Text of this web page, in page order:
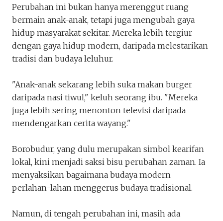
Perubahan ini bukan hanya merenggut ruang
bermain anak-anak, tetapi juga mengubah gaya
hidup masyarakat sekitar. Mereka lebih tergiur
dengan gaya hidup modern, daripada melestarikan
tradisi dan budaya leluhur.
"Anak-anak sekarang lebih suka makan burger
daripada nasi tiwul," keluh seorang ibu. "Mereka
juga lebih sering menonton televisi daripada
mendengarkan cerita wayang."
Borobudur, yang dulu merupakan simbol kearifan
lokal, kini menjadi saksi bisu perubahan zaman. Ia
menyaksikan bagaimana budaya modern
perlahan-lahan menggerus budaya tradisional.
Namun, di tengah perubahan ini, masih ada
Keluar Unduh